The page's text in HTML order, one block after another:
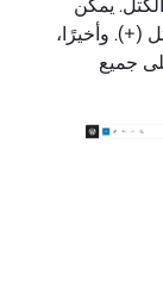
(+). وأخيرًا،
جميع